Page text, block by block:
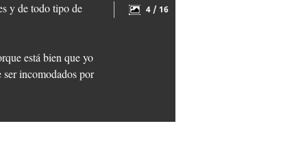
y de todo tipo de
está bien que yo
incomodados por
4 / 16